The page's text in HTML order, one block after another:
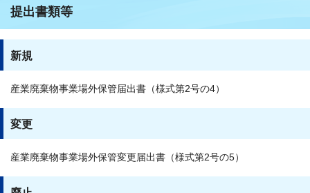
提出書類等
新規
産業廃棄物事業場外保管届出書（様式第2号の4）
変更
産業廃棄物事業場外保管変更届出書（様式第2号の5）